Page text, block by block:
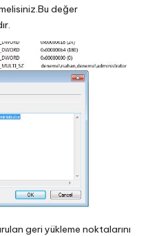
değer
geri yükleme noktalarını